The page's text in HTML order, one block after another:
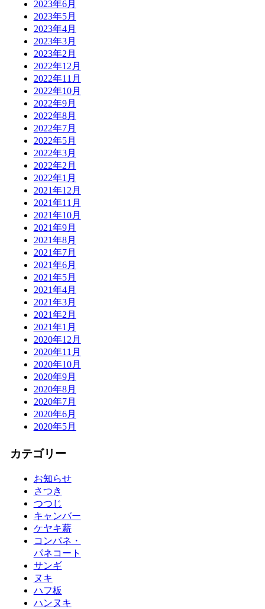
2023年6月
2023年5月
2023年4月
2023年3月
2023年2月
2022年12月
2022年11月
2022年10月
2022年9月
2022年8月
2022年7月
2022年5月
2022年3月
2022年2月
2022年1月
2021年12月
2021年11月
2021年10月
2021年9月
2021年8月
2021年7月
2021年6月
2021年5月
2021年4月
2021年3月
2021年2月
2021年1月
2020年12月
2020年11月
2020年10月
2020年9月
2020年8月
2020年7月
2020年6月
2020年5月
カテゴリー
お知らせ
さつき
つつじ
キャンバー
ケヤキ薪
コンパネ・
パネコート
サンギ
ヌキ
ハフ板
ハンヌキ